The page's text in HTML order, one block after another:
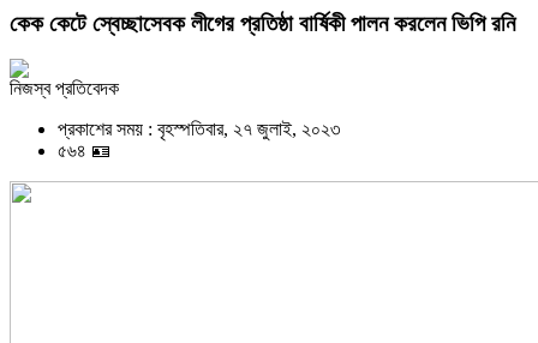
কেক কেটে স্বেচ্ছাসেবক লীগের প্রতিষ্ঠা বার্ষিকী পালন করলেন ভিপি রনি
নিজস্ব প্রতিবেদক
প্রকাশের সময় : বৃহস্পতিবার, ২৭ জুলাই, ২০২৩
৫৬৪ 🪪